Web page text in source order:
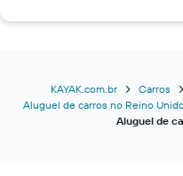
KAYAK.com.br Carros
Aluguel de carros no Reino
Aluguel de